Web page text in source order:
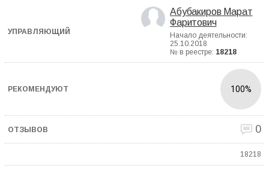
Абубакиров Марат
Фаритович
Начало деятельности:
25.10.2018
№ в реестре: 18218
100%
0
18218